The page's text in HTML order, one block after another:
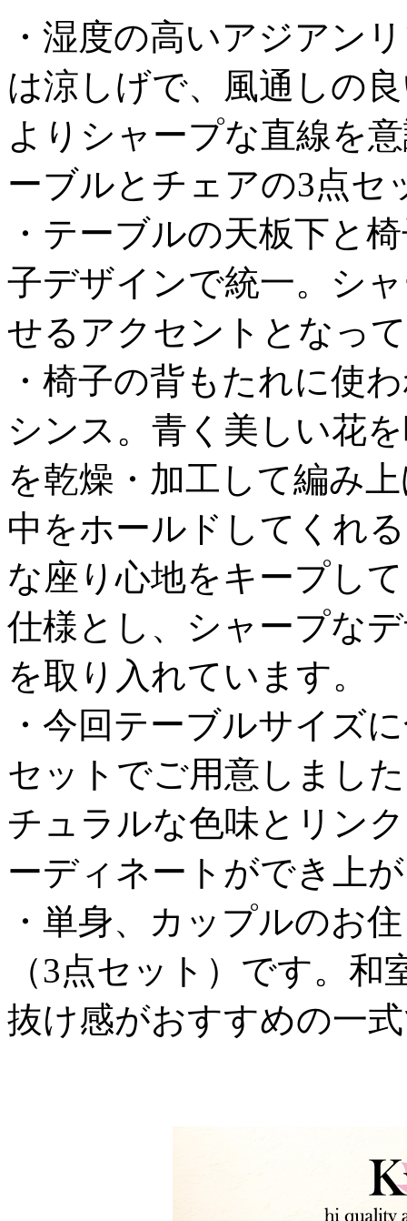
・湿度の高いアジアン
は涼しげで、風通しの
よりシャープな直線を
ーブルとチェアの3点セ
・テーブルの天板下と
子デザインで統一。シ
せるアクセントとなっ
・椅子の背もたれに使
シンス。青く美しい花
を乾燥・加工して編み
中をホールドしてくれ
な座り心地をキープし
仕様とし、シャープな
を取り入れています。
・今回テーブルサイズ
セットでご用意しまし
チュラルな色味とリン
ーディネートができ上
・単身、カップルのお
（3点セット）です。
抜け感がおすすめの一